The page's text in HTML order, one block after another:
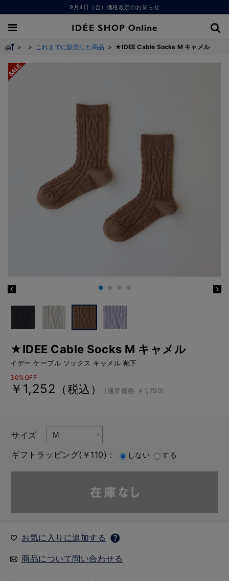
9月4日（金）価格改定のお知らせ
> > これまでに販売した商品 > ★IDEE Cable Socks M キャメル
★IDEE Cable Socks M キャメル
イデー ケーブル ソックス キャメル 靴下
30%OFF
￥1,252 （税込） (通常価格 ￥1,790)
サイズ
ギフトラッピング(￥110)：
しない する
お気に入りに追加する
商品について問い合わせる